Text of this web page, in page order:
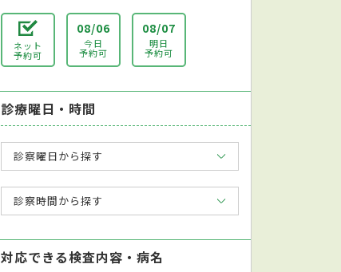
ネット
予約可
08/06
今日
予約可
08/07
明日
予約可
診療曜日・時間
診察曜日から探す
診察時間から探す
対応できる検査内容・病名